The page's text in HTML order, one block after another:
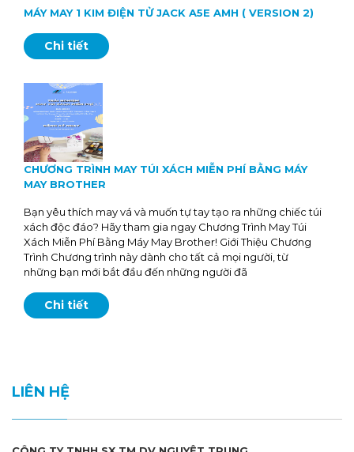
MÁY MAY 1 KIM ĐIỆN TỬ JACK A5E AMH ( VERSION 2)
Chi tiết
CHƯƠNG TRÌNH MAY TÚI XÁCH MIỄN PHÍ BẰNG MÁY
MAY BROTHER
Bạn yêu thích may vá và muốn tự tay tạo ra những chiếc túi
xách độc đáo? Hãy tham gia ngay Chương Trình May Túi
Xách Miễn Phí Bằng Máy May Brother! Giới Thiệu Chương
Trình Chương trình này dành cho tất cả mọi người, từ
những bạn mới bắt đầu đến những người đã
Chi tiết
LIÊN HỆ